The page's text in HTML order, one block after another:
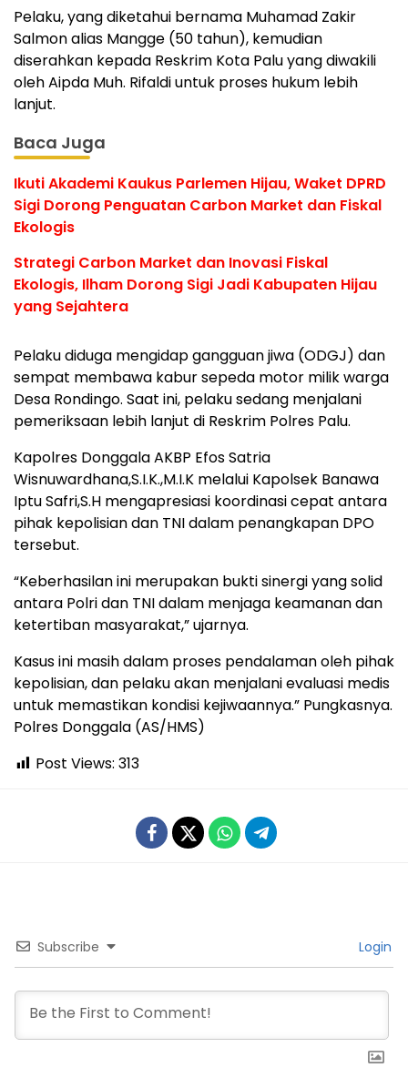
Pelaku, yang diketahui bernama Muhamad Zakir
Salmon alias Mangge (50 tahun), kemudian
diserahkan kepada Reskrim Kota Palu yang diwakili
oleh Aipda Muh. Rifaldi untuk proses hukum lebih
lanjut.
Baca Juga
Ikuti Akademi Kaukus Parlemen Hijau, Waket DPRD
Sigi Dorong Penguatan Carbon Market dan Fiskal
Ekologis
Strategi Carbon Market dan Inovasi Fiskal
Ekologis, Ilham Dorong Sigi Jadi Kabupaten Hijau
yang Sejahtera
Pelaku diduga mengidap gangguan jiwa (ODGJ) dan
sempat membawa kabur sepeda motor milik warga
Desa Rondingo. Saat ini, pelaku sedang menjalani
pemeriksaan lebih lanjut di Reskrim Polres Palu.
Kapolres Donggala AKBP Efos Satria
Wisnuwardhana,S.I.K.,M.I.K melalui Kapolsek Banawa
Iptu Safri,S.H mengapresiasi koordinasi cepat antara
pihak kepolisian dan TNI dalam penangkapan DPO
tersebut.
“Keberhasilan ini merupakan bukti sinergi yang solid
antara Polri dan TNI dalam menjaga keamanan dan
ketertiban masyarakat,” ujarnya.
Kasus ini masih dalam proses pendalaman oleh pihak
kepolisian, dan pelaku akan menjalani evaluasi medis
untuk memastikan kondisi kejiwaannya.” Pungkasnya.
Polres Donggala (AS/HMS)
Post Views: 313
Subscribe Login